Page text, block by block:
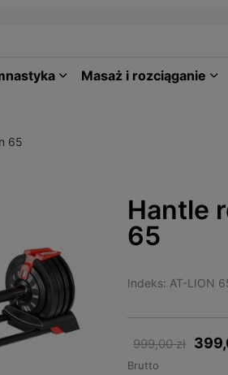
Masaż i rozciąganie
65
Hantle
65
Indeks: AT-LION
999,00 zł
Brutto